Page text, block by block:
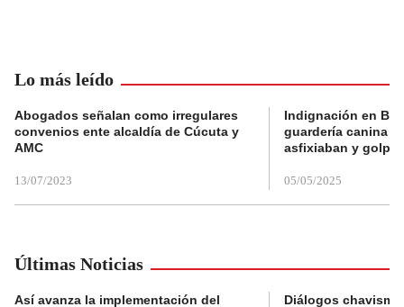
Lo más leído
Abogados señalan como irregulares
convenios ente alcaldía de Cúcuta y
AMC
13/07/2023
Indignación en
guardería canina
asfixiaban y
05/05/2025
Últimas Noticias
Así avanza la implementación del
Diálogos